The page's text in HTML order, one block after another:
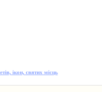
ікон, святих місць